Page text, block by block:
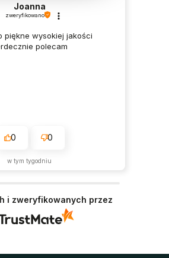
Joanna
zweryfikowano
piękne wysokiej jakości
polecam
0 0
w tym tygodniu
i zweryfikowanych przez